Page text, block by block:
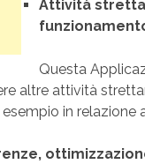
Attività
Questa
altre attività
in relazione